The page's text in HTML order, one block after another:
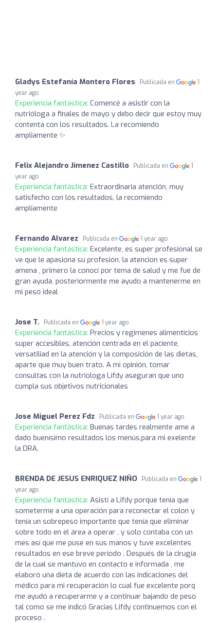
Gladys Estefanía Montero Flores Publicada en
1
year ago
Experiencia fantástica: Comencé a asistir con la
nutrióloga a finales de mayo y debo decir que estoy muy
contenta con los resultados. La recomiendo
ampliamente ✨
Felix Alejandro Jimenez Castillo Publicada en
1
year ago
Experiencia fantástica: Extraordinaria atención, muy
satisfecho con los resultados, la recomiendo
ampliamente
Fernando Alvarez Publicada en 1 year ago
Experiencia fantástica: Excelente, es super profesional se
ve que le apasiona su profesión, la atencion es super
amena , primero la conocí por tema de salud y me fue de
gran ayuda, posteriormente me ayudo a mantenerme en
mi peso ideal
Jose T. Publicada en 1 year ago
Experiencia fantástica: Precios y regímenes alimenticios
super accesibles, atención centrada en el paciente,
versatiliad en la atención y la composición de las dietas,
aparte que muy buen trato. A mi opinión, tomar
consultas con la nutriologa Lifdy aseguran que uno
cumpla sus objetivos nutricionales
Jose Miguel Perez Fdz Publicada en 1 year ago
Experiencia fantástica: Buenas tardes realmente ame a
dado buenísimo resultados los menús,para mi exelente
la DRA.
BRENDA DE JESUS ENRIQUEZ NIÑO Publicada en
1
year ago
Experiencia fantástica: Asistí a Lifdy porque tenía que
someterme a una operación para reconectar el colon y
tenía un sobrepeso importante que tenía que eliminar
sobre todo en el área a operar , y solo contaba con un
mes así que me puse en sus manos y tuve excelentes
resultados en ese breve periodo . Después de la cirugía
de la cual se mantuvo en contacto e informada , me
elaboró una dieta de acuerdo con las indicaciones del
médico para mi recuperación lo cual fue excelente porq
me ayudó a recuperarme y a continuar bajando de peso
tal como se me indicó Gracias Lifdy continuemos con el
proceso .